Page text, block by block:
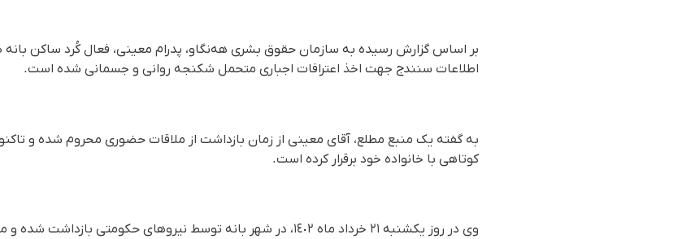
بر اساس گزارش رسیده به سازمان حقوق بشری هه‌نگاو، پدرام معینی، فعال کُرد ساکن بانه
اطلاعات سنندج جهت اخذ اعترافات اجباری متحمل شکنجه روانی و جسمانی شده است.
به گفته یک منبع مطلع، آقای معینی از زمان بازداشت از ملاقات حضوری محروم شده و
کوتاهی با خانواده خود برقرار کرده است.
وی در روز یکشنبه ٢١ خرداد ماه ١٤٠٢، در شهر بانه توسط نیروهای حکومتی